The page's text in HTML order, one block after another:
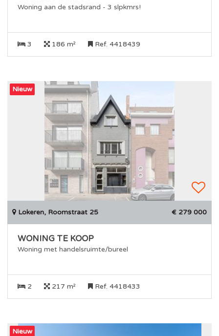
Woning aan de stadsrand - 3 slpkmrs!
3 186 m² Ref. 4418439
Nieuw
Lokeren, Roomstraat 25 € 279 000
WONING TE KOOP
Woning met handelsruimte/bureel
2 217 m² Ref. 4418433
Nieuw